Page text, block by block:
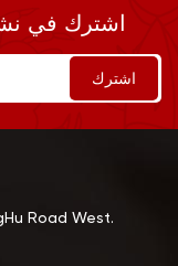
اشترك في
Road West.